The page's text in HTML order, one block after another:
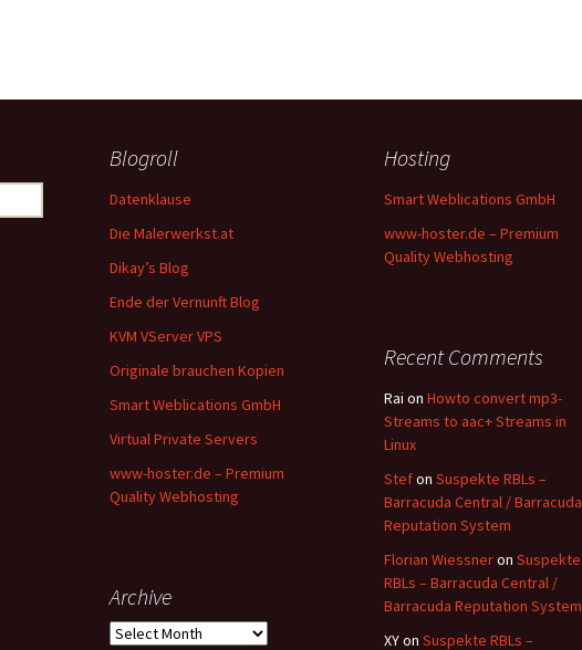
Blogroll
Datenklause
Die Malerwerkst.at
Dikay’s Blog
Ende der Vernunft Blog
KVM VServer VPS
Originale brauchen Kopien
Smart Weblications GmbH
Virtual Private Servers
www-hoster.de – Premium
Quality Webhosting
Hosting
Smart Weblications GmbH
www-hoster.de – Premium
Quality Webhosting
Recent Comments
Rai on Howto convert mp3-
Streams to aac+ Streams in
Linux
Stefon Suspekte RBLs –
Barracuda Central / Barracuda
Reputation System
Florian Wiessneron Suspekte
RBLs – Barracuda Central /
Barracuda Reputation System
XYon Suspekte RBLs –
Archive
Archive